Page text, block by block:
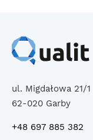
ul. Migdałowa 21/1
62-020 Garby
+48 697 885 382